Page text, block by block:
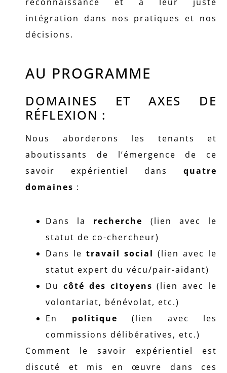
intégration dans nos pratiques et nos
décisions.
AU PROGRAMME
DOMAINES ET AXES DE
RÉFLEXION :
Nous aborderons les tenants et
aboutissants de l’émergence de ce
savoir expérientiel dans quatre
domaines :
Dans la recherche
(lien avec le
statut de co-chercheur)
Dans le travail social (lien avec le
statut expert du vécu/pair-aidant)
Du côté des citoyens (lien avec le
volontariat, bénévolat, etc.)
En politique (lien avec les
commissions délibératives, etc.)
Comment le savoir expérientiel est
discuté et mis en œuvre dans ces